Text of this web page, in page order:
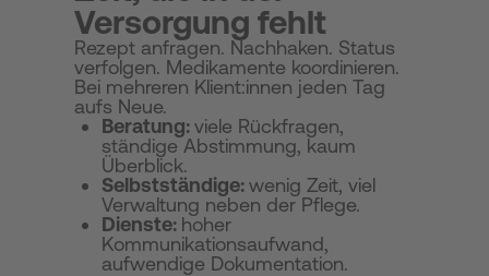
Versorgung fehlt
Rezept anfragen. Nachhaken. Status
verfolgen. Medikamente koordinieren.
Bei mehreren Klient:innen jeden Tag
aufs Neue.
Beratung:viele Rückfragen,
ständige Abstimmung, kaum
Überblick.
Selbstständige:wenig Zeit, viel
Verwaltung neben der Pflege.
Dienste: hoher
Kommunikationsaufwand,
aufwendige Dokumentation.